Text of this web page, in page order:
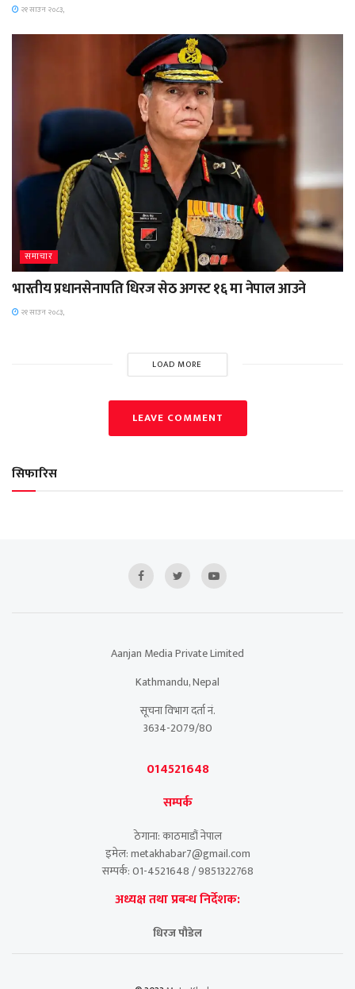
२१ साउन २०८३,
समाचार
भारतीय प्रधानसेनापति धिरज सेठ अगस्ट १६ मा नेपाल आउने
२१ साउन २०८३,
LOAD MORE
LEAVE COMMENT
सिफारिस
Aanjan Media Private Limited
Kathmandu, Nepal
सूचना विभाग दर्ता नं.
3634-2079/80
014521648
सम्पर्क
ठेगाना: काठमाडौं नेपाल
इमेल: metakhabar7@gmail.com
सम्पर्क: 01-4521648 / 9851322768
अध्यक्ष तथा प्रबन्ध निर्देशक:
धिरज पौडेल